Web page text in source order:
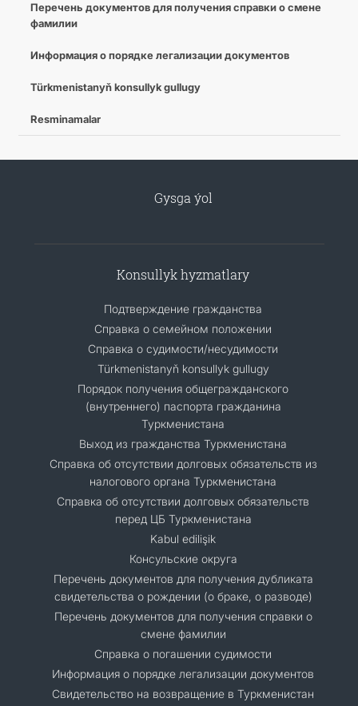
Перечень документов для получения справки о смене
фамилии
Информация о порядке легализации документов
Türkmenistanyň konsullyk gullugy
Resminamalar
Gysga ýol
Konsullyk hyzmatlary
Подтверждение гражданства
Справка о семейном положении
Справка о судимости/несудимости
Türkmenistanyň konsullyk gullugy
Порядок получения общегражданского
(внутреннего) паспорта гражданина
Туркменистана
Выход из гражданства Туркменистана
Справка об отсутствии долговых обязательств из
налогового органа Туркменистана
Справка об отсутствии долговых обязательств
перед ЦБ Туркменистана
Kabul edilişik
Консульские округа
Перечень документов для получения дубликата
свидетельства о рождении (о браке, о разводе)
Перечень документов для получения справки о
смене фамилии
Справка о погашении судимости
Информация о порядке легализации документов
Cвидетельство на возвращение в Туркменистан